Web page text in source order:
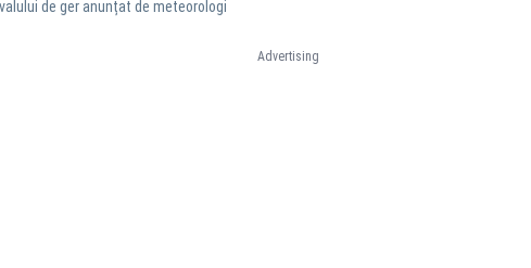
de ger anunțat de meteorologi
Advertising